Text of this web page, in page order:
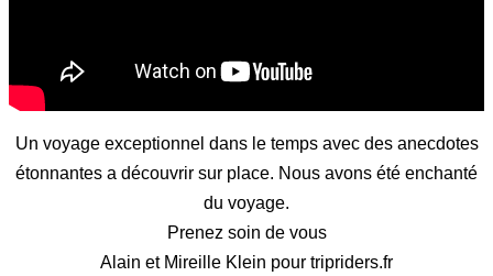
Un voyage exceptionnel dans le temps avec des anecdotes
étonnantes a découvrir sur place. Nous avons été enchanté
du voyage.
Prenez soin de vous
Alain et Mireille Klein pour tripriders.fr